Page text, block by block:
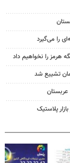
را می‌گیرد
هرمز را نخواهیم داد
تشییع شد
عربستان
پلاستیک